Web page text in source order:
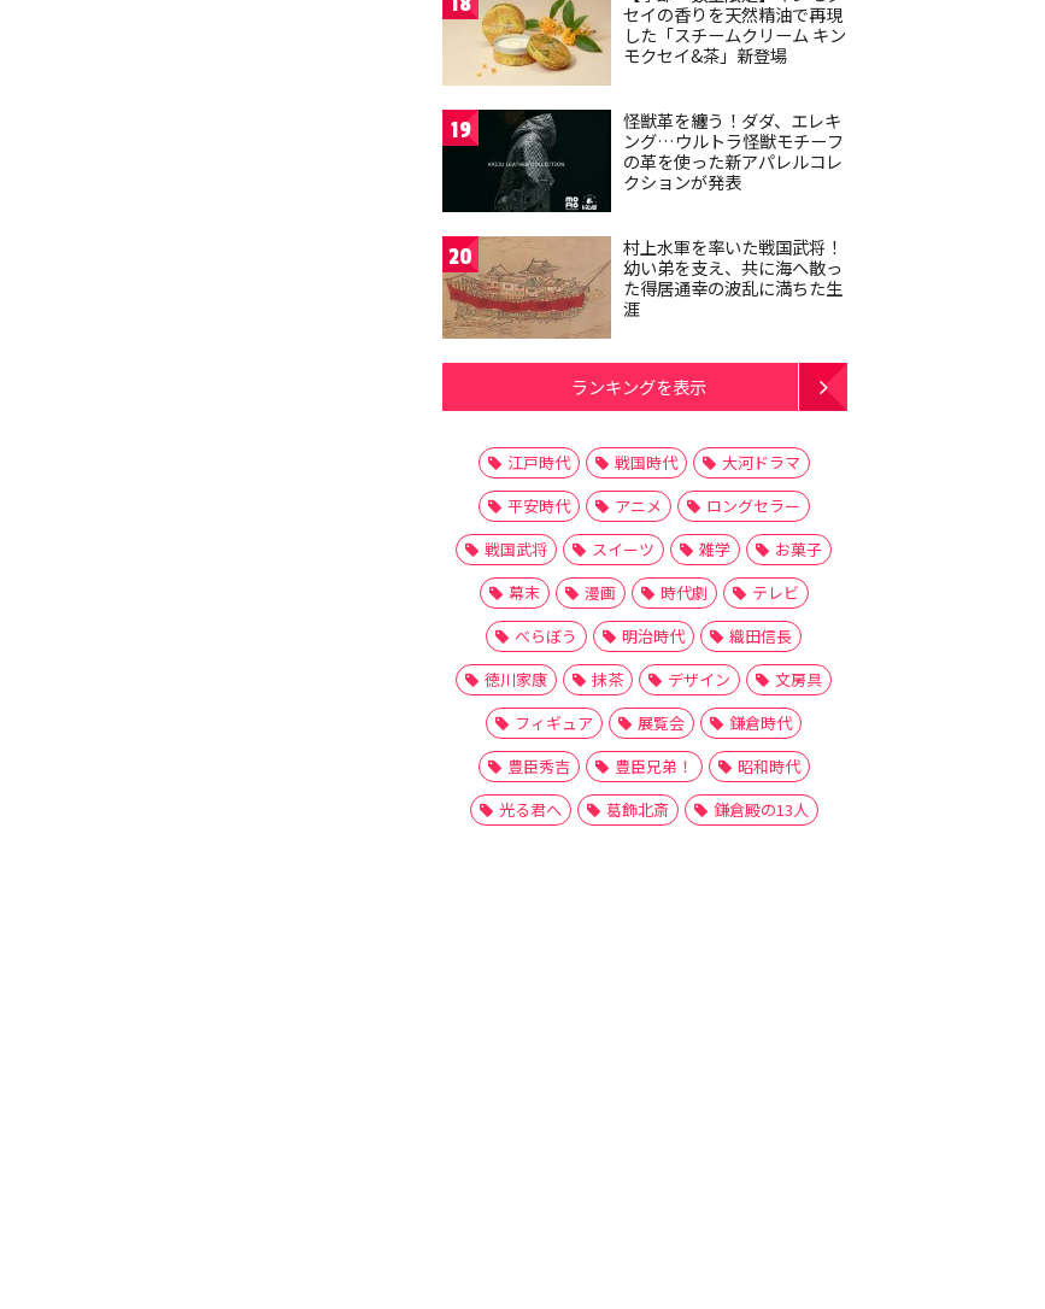
セイの香りを天然精油で再現
した「スチームクリーム キン
モクセイ&茶」新登場
19
怪獣革を纏う！ダダ、エレキ
ング…ウルトラ怪獣モチーフ
の革を使った新アパレルコレ
クションが発表
20
村上水軍を率いた戦国武将！
幼い弟を支え、共に海へ散っ
た得居通幸の波乱に満ちた生
涯
ランキングを表示
江戸時代 戦国時代
大河ドラマ
平安時代
アニメ
ロングセラー
戦国武将
スイーツ 雑学
お菓子
幕末
漫画 時代劇
テレビ
べらぼう
明治時代
織田信長
徳川家康
抹茶 デザイン
文房具
フィギュア
展覧会
鎌倉時代
豊臣秀吉
豊臣兄弟！
昭和時代
光る君へ
葛飾北斎 鎌倉殿の13人